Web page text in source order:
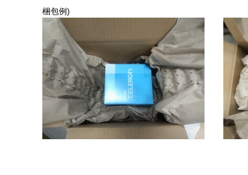
梱包例)